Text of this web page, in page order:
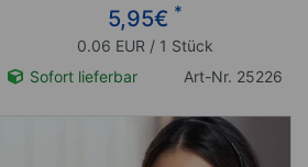
5,95€ *
0.06 EUR / 1 Stück
Sofort lieferbar
Art-Nr. 25226